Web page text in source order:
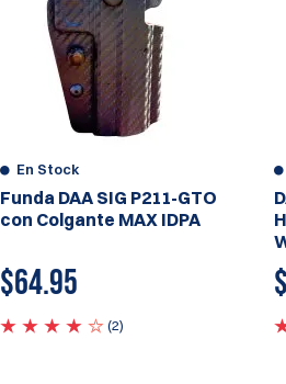
En Stock
Funda DAA SIG P211-GTO
con Colgante MAX IDPA
$64.95
(2)